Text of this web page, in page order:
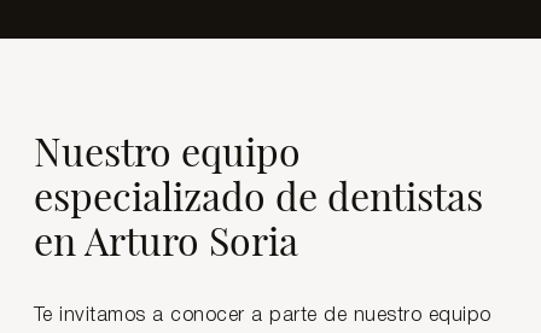
Nuestro equipo
especializado de dentistas
en Arturo Soria
Te invitamos a conocer a parte de nuestro equipo